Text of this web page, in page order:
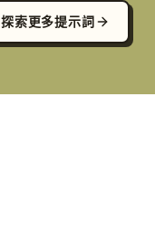
探索更多提示詞